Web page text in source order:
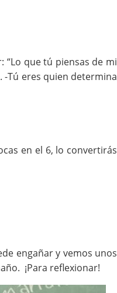
“Lo que tú piensas de mi
Tú eres quien determina
en el 6, lo convertirás
engañar y vemos unos
¡Para reflexionar!